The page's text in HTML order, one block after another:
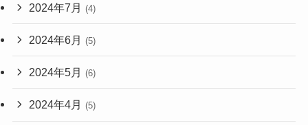
2024年7月 (4)
2024年6月 (5)
2024年5月 (6)
2024年4月 (5)